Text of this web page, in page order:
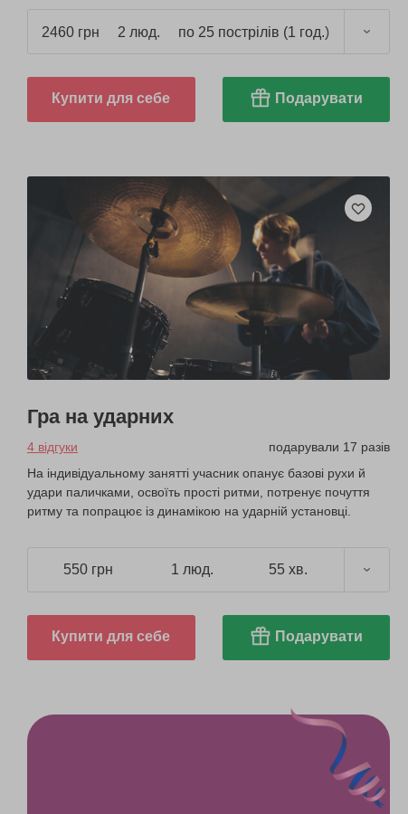
2460 грн 2 люд. по 25 пострілів (1 год.)
Купити для себе Подарувати
Гра на ударних
4 відгуки
подарували 17 разів
На індивідуальному занятті учасник опанує базові рухи й
удари паличками, освоїть прості ритми, потренує почуття
ритму та попрацює із динамікою на ударній установці.
550 грн 1 люд. 55 хв.
Купити для себе Подарувати